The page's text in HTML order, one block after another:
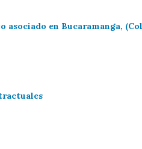
en Bucaramanga,